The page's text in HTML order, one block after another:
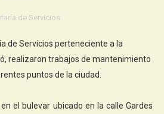
de Servicios
de Servicios perteneciente a la
realizaron trabajos de mantenimiento
puntos de la ciudad.
el bulevar ubicado en la calle Gardes